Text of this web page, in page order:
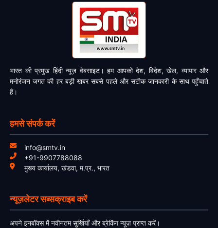
भारत की प्रमुख हिंदी न्यूज़ वेबसाइट। हम आपको देश, विदेश, खेल, व्यापार और
मनोरंजन जगत की हर बड़ी खबर सबसे पहले और सटीक जानकारी के साथ पहुँचाते
हैं।
हमसे संपर्क करें
info@smtv.in
+91-9907788088
मुख्य कार्यालय, खंडवा, म.प्र., भारत
न्यूज़लेटर सब्सक्राइब करें
अपने इनबॉक्स में नवीनतम सुर्खियाँ और ब्रेकिंग न्यूज़ प्राप्त करें।